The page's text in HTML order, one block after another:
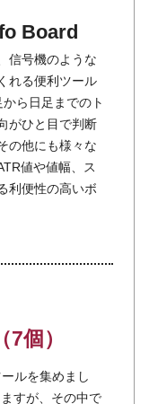
Board
信号機のような
れる便利ツール
ら日足までのト
がひと目で判断
の他にも様々な
値や値幅、ス
利便性の高いボ
個）
ルを集めまし
すが、その中で